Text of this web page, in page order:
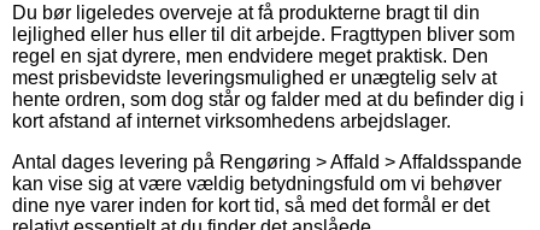
Du bør ligeledes overveje at få produkterne bragt til din
lejlighed eller hus eller til dit arbejde. Fragttypen bliver som
regel en sjat dyrere, men endvidere meget praktisk. Den
mest prisbevidste leveringsmulighed er unægtelig selv at
hente ordren, som dog står og falder med at du befinder dig i
kort afstand af internet virksomhedens arbejdslager.
Antal dages levering på Rengøring > Affald > Affaldsspande
kan vise sig at være vældig betydningsfuld om vi behøver
dine nye varer inden for kort tid, så med det formål er det